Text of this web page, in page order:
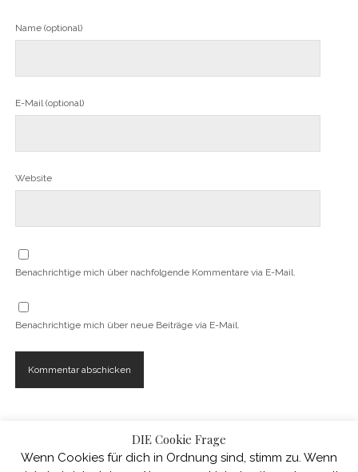
Name (optional)
E-Mail (optional)
Website
Benachrichtige mich über nachfolgende Kommentare via E-Mail.
Benachrichtige mich über neue Beiträge via E-Mail.
DIE Cookie Frage
Wenn Cookies für dich in Ordnung sind, stimm zu. Wenn